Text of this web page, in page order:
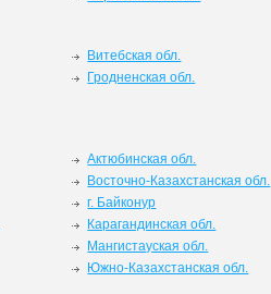
Витебская обл.
Гродненская обл.
Актюбинская обл.
Восточно-Казахстанская обл.
г. Байконур
Карагандинская обл.
Мангистауская обл.
Южно-Казахстанская обл.